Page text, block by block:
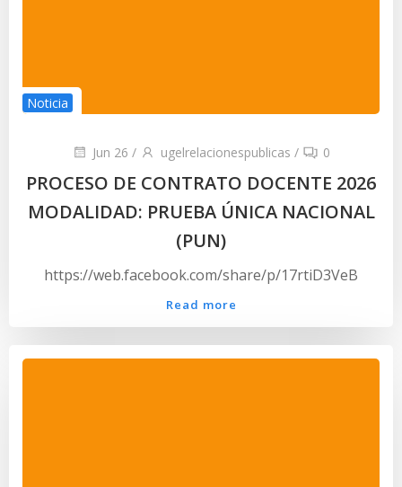
Noticia
Jun 26 / ugelrelacionespublicas / 0
PROCESO DE CONTRATO DOCENTE 2026
MODALIDAD: PRUEBA ÚNICA NACIONAL
(PUN)
https://web.facebook.com/share/p/17rtiD3VeB
Read more